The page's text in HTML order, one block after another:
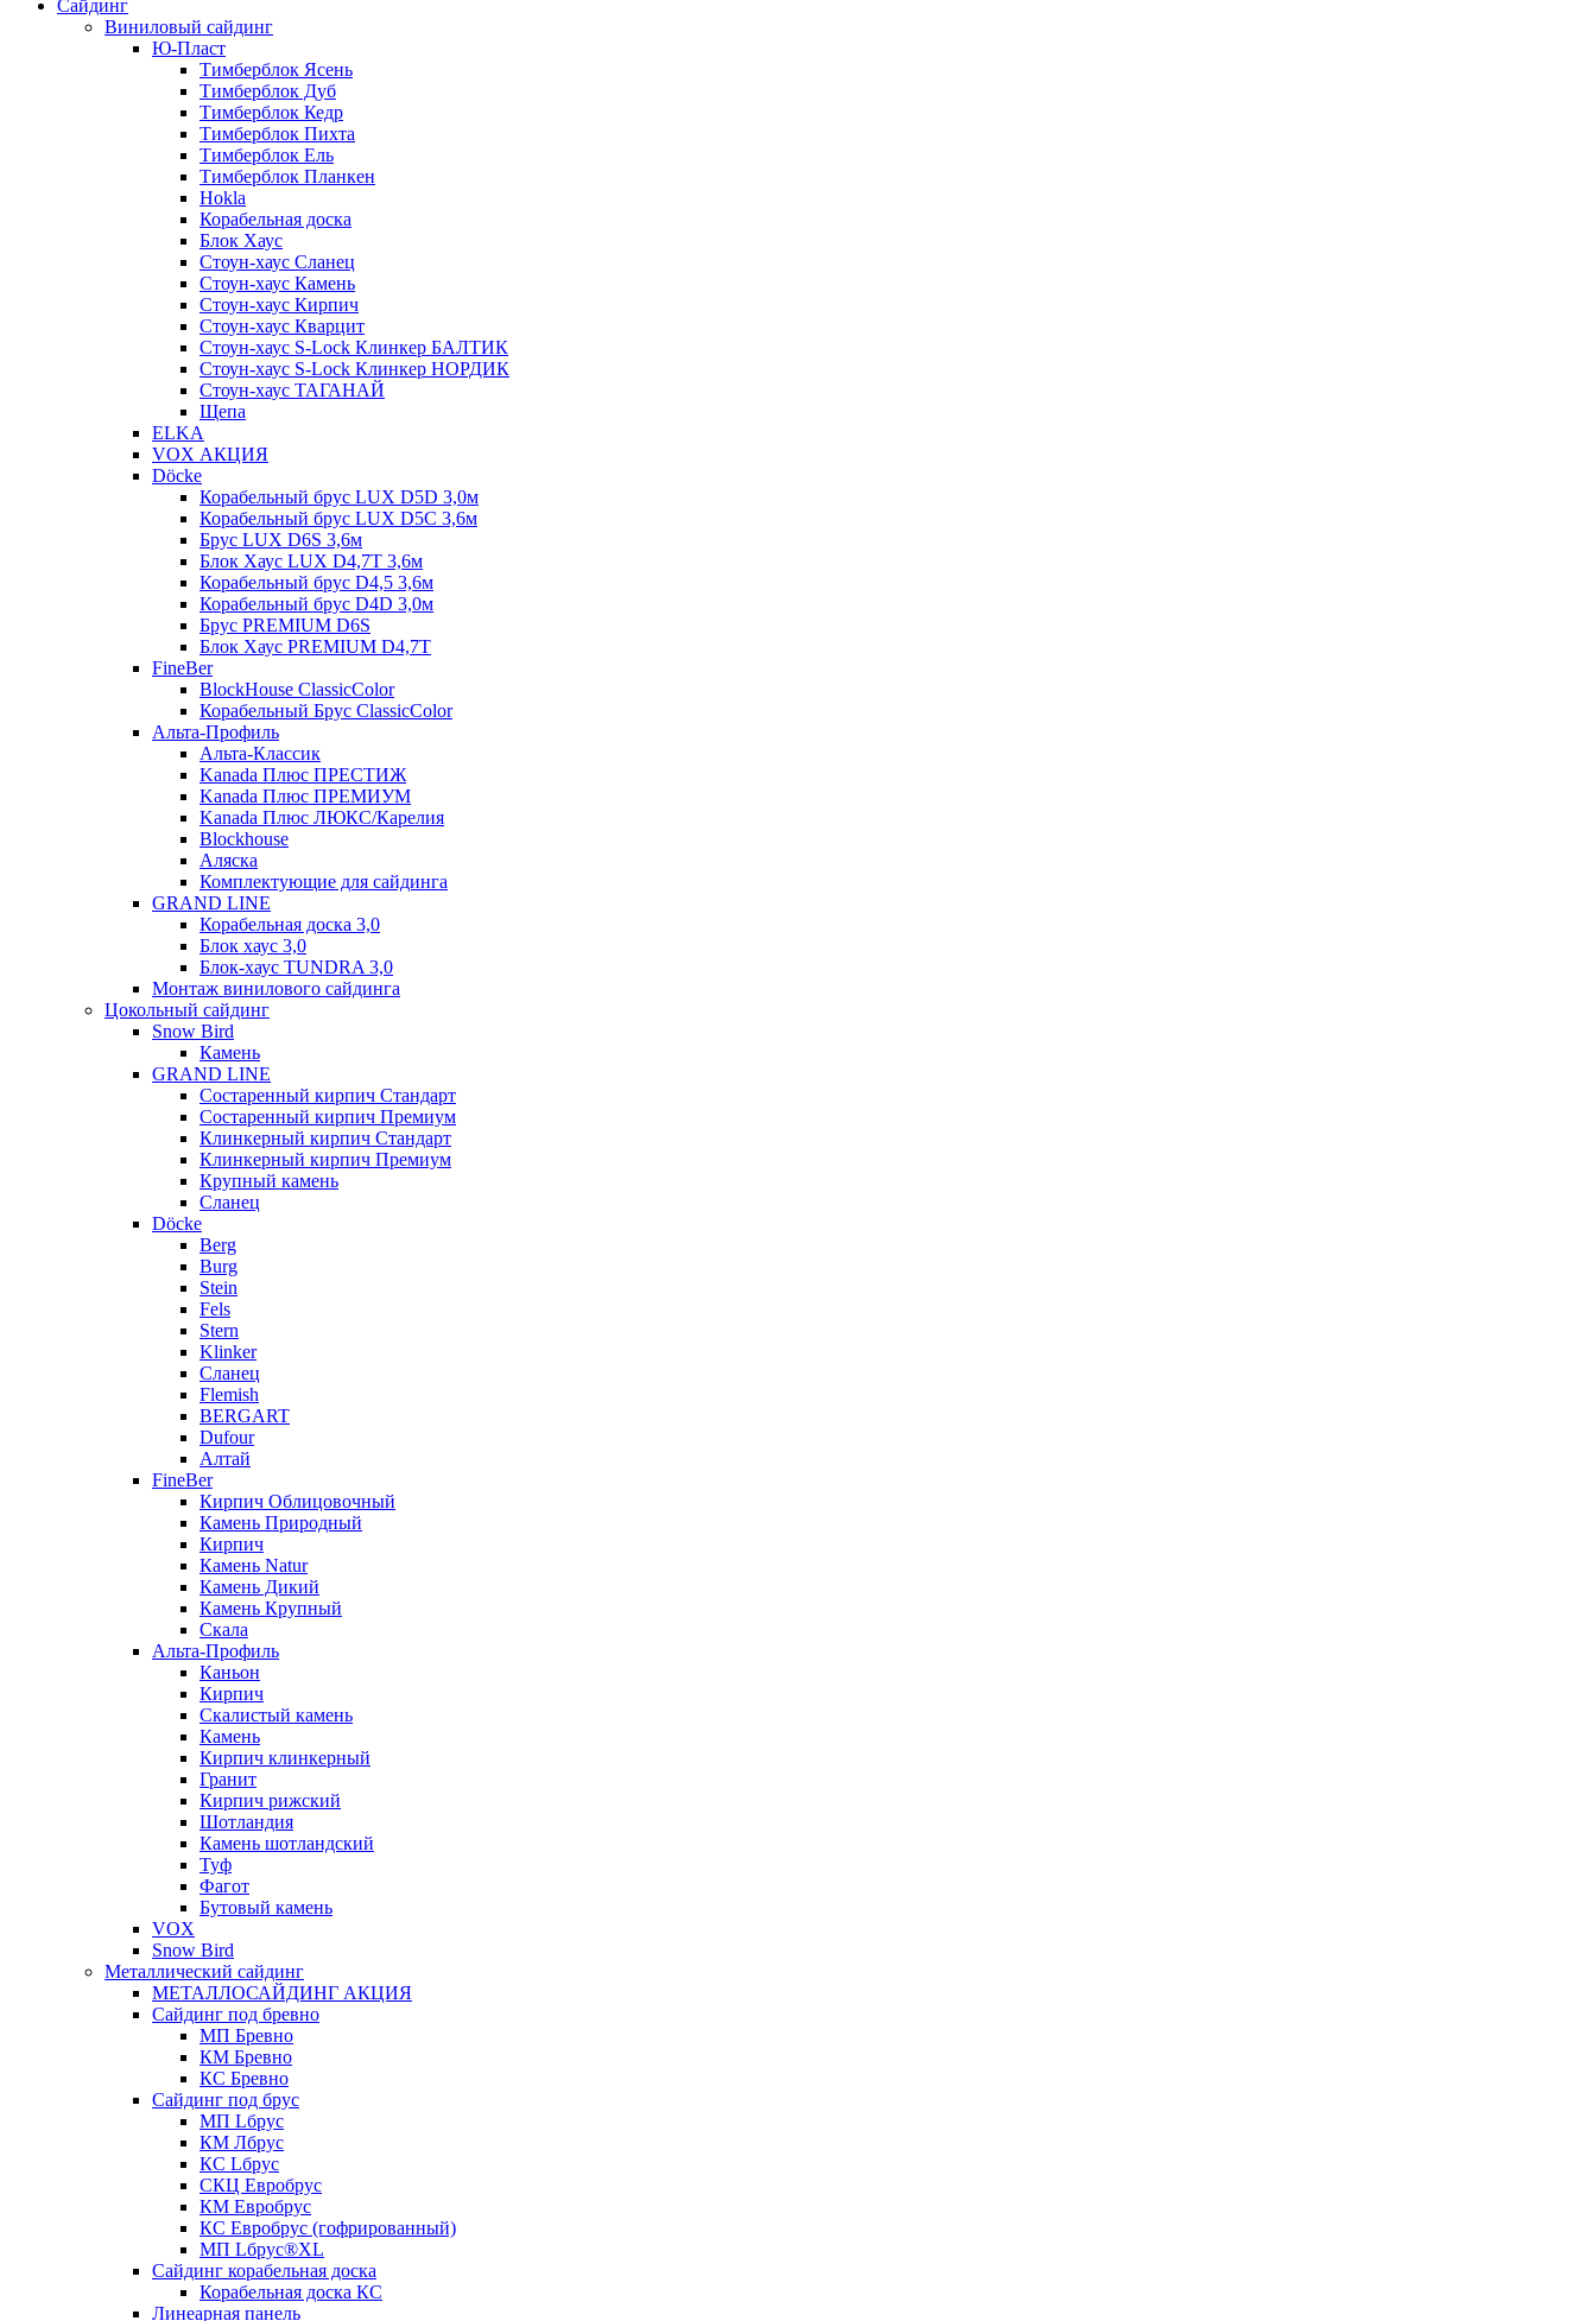
Сайдинг
Виниловый сайдинг
Ю-Пласт
Тимберблок Ясень
Тимберблок Дуб
Тимберблок Кедр
Тимберблок Пихта
Тимберблок Ель
Тимберблок Планкен
Hokla
Корабельная доска
Блок Хаус
Стоун-хаус Сланец
Стоун-хаус Камень
Стоун-хаус Кирпич
Стоун-хаус Кварцит
Стоун-хаус S-Lock Клинкер БАЛТИК
Стоун-хаус S-Lock Клинкер НОРДИК
Стоун-хаус ТАГАНАЙ
Щепа
ELKA
VOX АКЦИЯ
Döcke
Корабельный брус LUX D5D 3,0м
Корабельный брус LUX D5C 3,6м
Брус LUX D6S 3,6м
Блок Хаус LUX D4,7T 3,6м
Корабельный брус D4,5 3,6м
Корабельный брус D4D 3,0м
Брус PREMIUM D6S
Блок Хаус PREMIUM D4,7T
FineBer
BlockHouse ClassicColor
Корабельный Брус ClassicColor
Альта-Профиль
Альта-Классик
Kanada Плюс ПРЕСТИЖ
Kanada Плюс ПРЕМИУМ
Kanada Плюс ЛЮКС/Карелия
Blockhouse
Аляска
Комплектующие для сайдинга
GRAND LINE
Корабельная доска 3,0
Блок хаус 3,0
Блок-хаус TUNDRA 3,0
Монтаж винилового сайдинга
Цокольный сайдинг
Snow Bird
Камень
GRAND LINE
Состаренный кирпич Стандарт
Состаренный кирпич Премиум
Клинкерный кирпич Стандарт
Клинкерный кирпич Премиум
Крупный камень
Сланец
Döcke
Berg
Burg
Stein
Fels
Stern
Klinker
Сланец
Flemish
BERGART
Dufour
Алтай
FineBer
Кирпич Облицовочный
Камень Природный
Кирпич
Камень Natur
Камень Дикий
Камень Крупный
Скала
Альта-Профиль
Каньон
Кирпич
Скалистый камень
Камень
Кирпич клинкерный
Гранит
Кирпич рижский
Шотландия
Камень шотландский
Туф
Фагот
Бутовый камень
VOX
Snow Bird
Металлический сайдинг
МЕТАЛЛОСАЙДИНГ АКЦИЯ
Сайдинг под бревно
МП Бревно
КМ Бревно
КС Бревно
Сайдинг под брус
МП Lбрус
КМ Лбрус
КС Lбрус
СКЦ Евробрус
КМ Евробрус
КС Евробрус (гофрированный)
МП Lбрус®XL
Сайдинг корабельная доска
Корабельная доска КС
Линеарная панель